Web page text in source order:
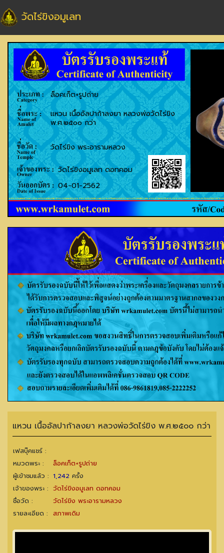
วัดไร่ขิงอมูเลท
ล็อคเก็ต+รูปถ่าย
แหวน เนื้ออัลปาก้าลงยา หลวงพ่อวัดไร่ขิง
พ.ศ.๒๕๐๐ กว่า
วัดไร่ขิง พระอารามหลวง
วัดไร่ขิงอมูเลท ดอทคอม
04-01-2562
แหวน เนื้ออัลปาก้าลงยา หลวงพ่อวัดไร่ขิง พ.ศ.๒๕๐๐ กว่า
เฟสบุ๊คแชร์ :
หมวดพระ :
ล็อคเก็ต+รูปถ่าย
ผู้เข้าชมแล้ว : 1,242 ครั้ง
เจ้าของพระ : วัดไร่ขิงอมูเลท ดอทคอม
ชื่อวัด :
วัดไร่ขิง พระอารามหลวง
รายละเอียด : สภาพเดิม